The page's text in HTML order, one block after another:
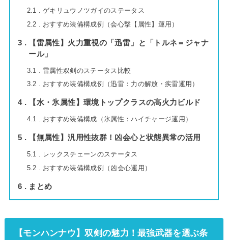
2.1
ゲキリュウノツガイのステータス
2.2
おすすめ装備構成例（会心撃【属性】運用）
3
【雷属性】火力重視の「迅雷」と「トルネ＝ジャナ
ール」
3.1
雷属性双剣のステータス比較
3.2
おすすめ装備構成例（迅雷：力の解放・疾雷運用）
4 【水・氷属性】環境トップクラスの高火力ビルド
4.1 おすすめ装備構成（氷属性：ハイチャージ運用）
5 【無属性】汎用性抜群！凶会心と状態異常の活用
5.1
レックスチェーンのステータス
5.2
おすすめ装備構成例（凶会心運用）
6 まとめ
【モンハンナウ】双剣の魅力！最強武器を選ぶ条